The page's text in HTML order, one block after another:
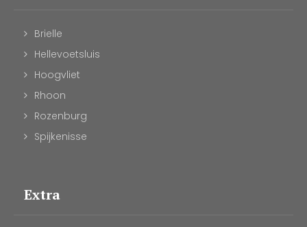
Brielle
Hellevoetsluis
Hoogvliet
Rhoon
Rozenburg
Spijkenisse
Extra